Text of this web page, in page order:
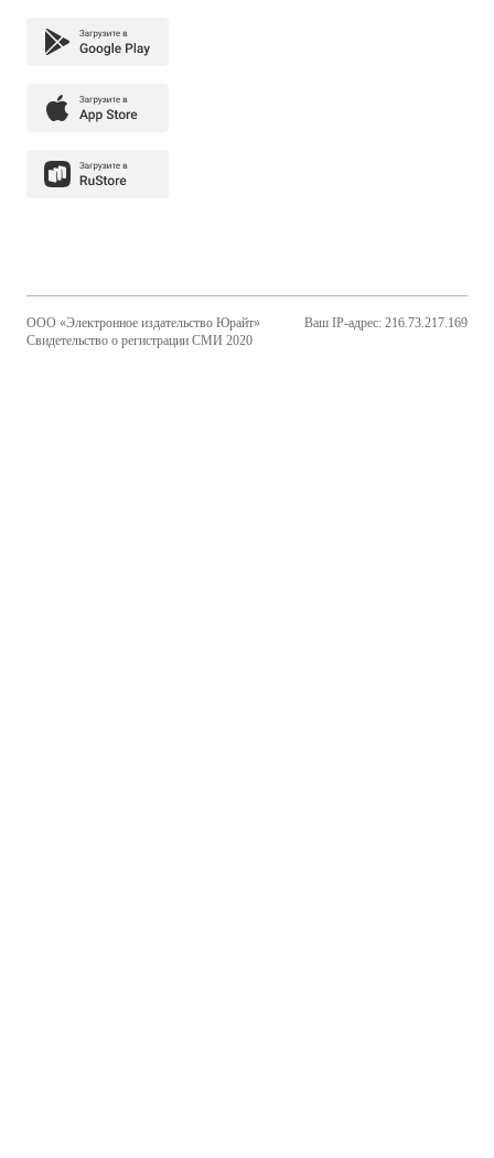
ООО «Электронное издательство Юрайт»
Свидетельство о регистрации СМИ 2020
Ваш IP-адрес: 216.73.217.169